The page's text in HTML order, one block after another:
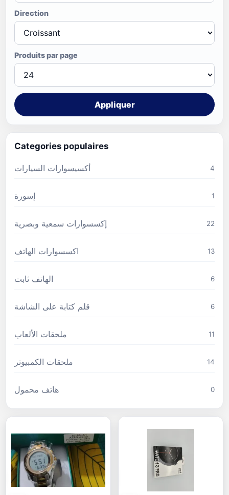
Direction
Produits par page
Appliquer
Categories populaires
أكسيسوارات السيارات 4
إسورة 1
إكسسوارات سمعية وبصرية 22
اكسسوارات الهاتف 13
الهاتف ثابت 6
قلم كتابة على الشاشة 6
ملحقات الألعاب 11
ملحقات الكمبيوتر 14
هاتف محمول 0